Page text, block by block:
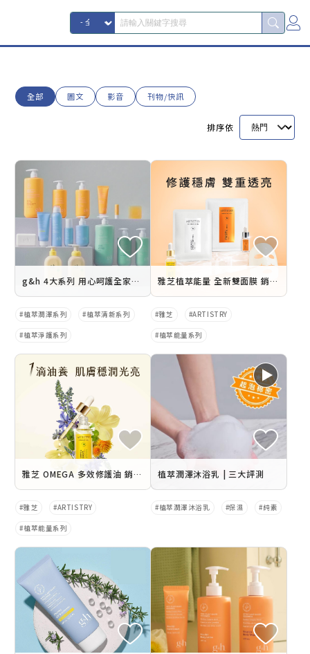
全部 圖文 影音 刊物/快訊
排序依
g&h 4大系列 用心呵護全家肌膚健康
植萃潤澤系列 植萃清新系列
植萃淨護系列
雅芝植萃能量 全新雙面膜 銷售懶人包
雅芝 ARTISTRY
植萃能量系列
雅芝 OMEGA 多效修護油 銷售懶人包
雅芝 ARTISTRY
植萃能量系列
植萃潤澤沐浴乳 | 三大評測
植萃潤澤沐浴乳 保濕 純素